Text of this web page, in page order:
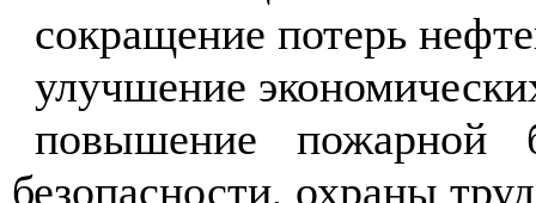
сокращение потерь
улучшение
повышение пожарной
безопасности, охраны